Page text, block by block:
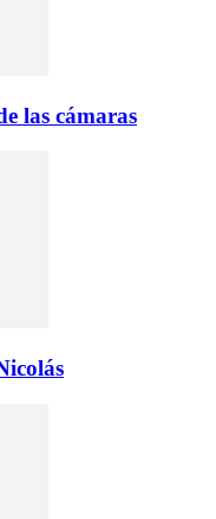
las cámaras